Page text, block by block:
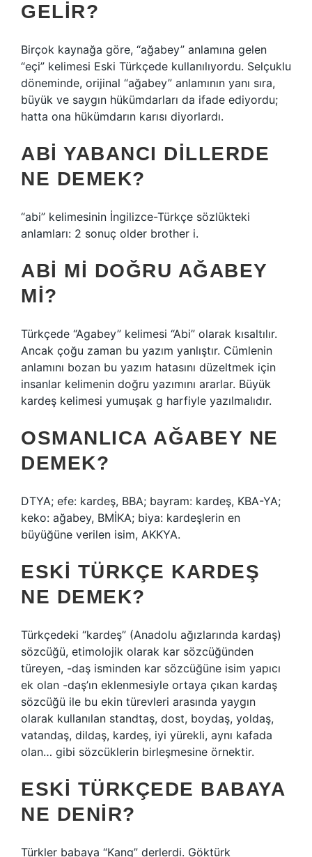
GELIR?
Birçok kaynağa göre, “ağabey” anlamına gelen
“eçi” kelimesi Eski Türkçede kullanılıyordu. Selçuklu
döneminde, orijinal “ağabey” anlamının yanı sıra,
büyük ve saygın hükümdarları da ifade ediyordu;
hatta ona hükümdarın karısı diyorlardı.
ABI YABANCI DILLERDE
NE DEMEK?
“abi” kelimesinin İngilizce-Türkçe sözlükteki
anlamları: 2 sonuç older brother i.
ABI MI DOĞRU AĞABEY
MI?
Türkçede “Agabey” kelimesi “Abi” olarak kısaltılır.
Ancak çoğu zaman bu yazım yanlıştır. Cümlenin
anlamını bozan bu yazım hatasını düzeltmek için
insanlar kelimenin doğru yazımını ararlar. Büyük
kardeş kelimesi yumuşak g harfiyle yazılmalıdır.
OSMANLICA AĞABEY NE
DEMEK?
DTYA; efe: kardeş, BBA; bayram: kardeş, KBA-YA;
keko: ağabey, BMİKA; biya: kardeşlerin en
büyüğüne verilen isim, AKKYA.
ESKI TÜRKÇE KARDEŞ
NE DEMEK?
Türkçedeki “kardeş” (Anadolu ağızlarında kardaş)
sözcüğü, etimolojik olarak kar sözcüğünden
türeyen, -daş isminden kar sözcüğüne isim yapıcı
ek olan -daş’ın eklenmesiyle ortaya çıkan kardaş
sözcüğü ile bu ekin türevleri arasında yaygın
olarak kullanılan standtaş, dost, boydaş, yoldaş,
vatandaş, dildaş, kardeş, iyi yürekli, aynı kafada
olan… gibi sözcüklerin birleşmesine örnektir.
ESKI TÜRKÇEDE BABAYA
NE DENIR?
Türkler babaya “Kang” derlerdi. Göktürk